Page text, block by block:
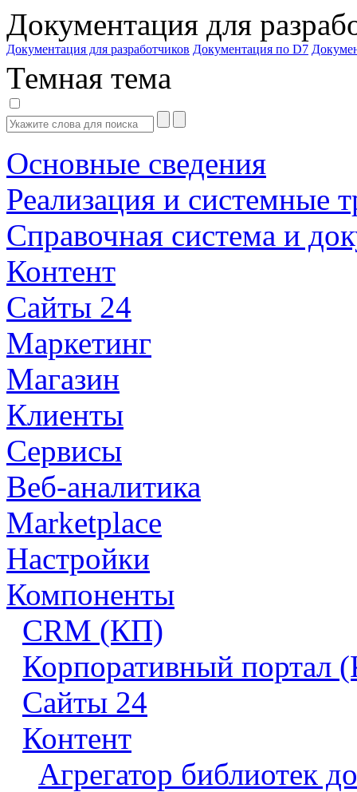
Документация для
Документация для разработчиков Документация по D7
Темная тема
Основные сведения
Реализация и системные
Справочная система и
Контент
Сайты 24
Маркетинг
Магазин
Клиенты
Сервисы
Веб-аналитика
Marketplace
Настройки
Компоненты
CRM (КП)
Корпоративный портал
Сайты 24
Контент
Агрегатор библиотек